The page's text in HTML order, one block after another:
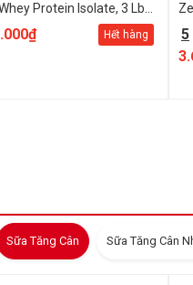
Protein Isolate, 3 Lbs
Hết hàng
5
Sữa Tăng Cân Sữa Tăng Cân